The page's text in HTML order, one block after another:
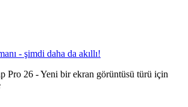
- şimdi daha da akıllı!
Pro 26 - Yeni bir ekran görüntüsü türü için